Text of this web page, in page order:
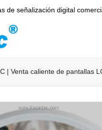
de señalización digital
| Venta caliente de pantallas